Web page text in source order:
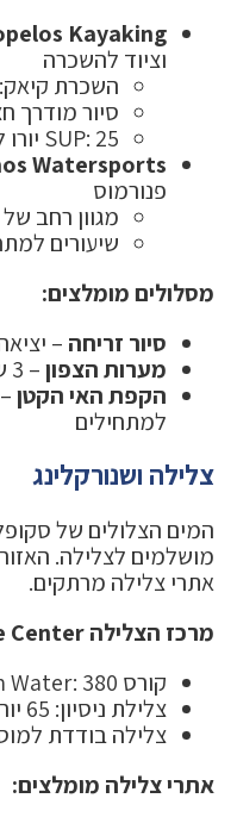
Kayaking
וציוד להשכרה
השכרת קיאק: 30-40 יורו ליום
סיור מודרך חצי יום:
SUP: 25 יורו ל-2 שעות
Watersports
פנורמוס
מגוון רחב של
שיעורים
מסלולים מומלצים:
סיור זריחה – יציאה ב-06:00
מערות הצפון– 3 שעות של חתירה וחקירה
הקפת האי הקטן
למתחילים
צלילה ושנורקלינג
מושלמים לצלילה.
אתרי צלילה מרתקים.
מרכז הצלילה Skopelos Dive Center
קורס PADI Open Water: 380 יורו
צלילת ניסיון: 65 יורו
צלילה בודדת
אתרי צלילה מומלצים: